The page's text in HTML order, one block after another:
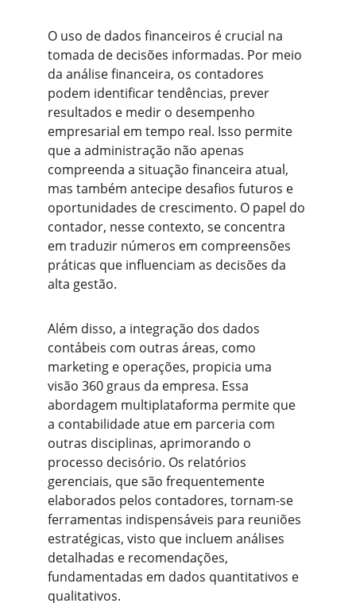
O uso de dados financeiros é crucial na
tomada de decisões informadas. Por meio
da análise financeira, os contadores
podem identificar tendências, prever
resultados e medir o desempenho
empresarial em tempo real. Isso permite
que a administração não apenas
compreenda a situação financeira atual,
mas também antecipe desafios futuros e
oportunidades de crescimento. O papel do
contador, nesse contexto, se concentra
em traduzir números em compreensões
práticas que influenciam as decisões da
alta gestão.
Além disso, a integração dos dados
contábeis com outras áreas, como
marketing e operações, propicia uma
visão 360 graus da empresa. Essa
abordagem multiplataforma permite que
a contabilidade atue em parceria com
outras disciplinas, aprimorando o
processo decisório. Os relatórios
gerenciais, que são frequentemente
elaborados pelos contadores, tornam-se
ferramentas indispensáveis para reuniões
estratégicas, visto que incluem análises
detalhadas e recomendações,
fundamentadas em dados quantitativos e
qualitativos.